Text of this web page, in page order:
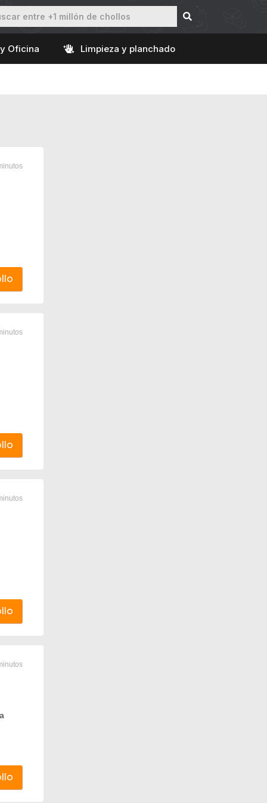
Oficina Limpieza y planchado